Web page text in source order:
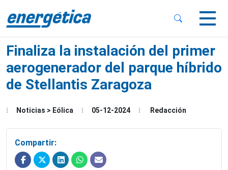
Menu
Finaliza la instalación del primer
aerogenerador del parque híbrido
de Stellantis Zaragoza
Noticias > Eólica 05-12-2024 Redacción
Compartir: